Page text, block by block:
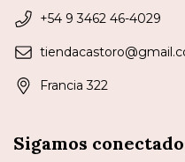
+54 9 3462 46-4029
Francia 322
Sigamos